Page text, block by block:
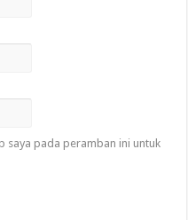
saya pada peramban ini untuk